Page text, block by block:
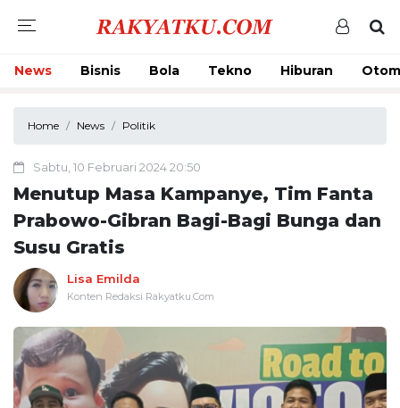
News Bisnis Bola Tekno Hiburan
Home News Politik
Sabtu, 10 Februari 2024 20:50
Menutup Masa Kampanye, Tim Fanta
Prabowo-Gibran Bagi-Bagi Bunga dan
Susu Gratis
Lisa Emilda
Konten Redaksi Rakyatku.Com